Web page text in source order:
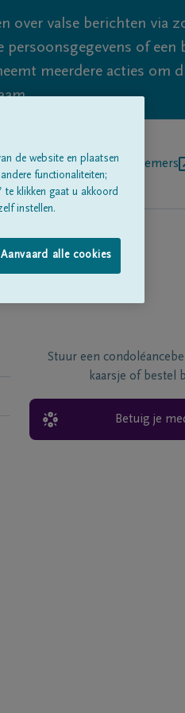
over valse berichten via
of een
meerdere acties om
Over onsBegrafenisondernemers
Stuur een
kaarsje of bestel
Betuig je
de website en plaatsen
functionaliteiten;
te klikken gaat u akkoord
instellen.
Aanvaard alle cookies